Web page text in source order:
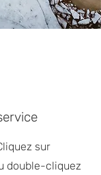
sur
double-cliquez